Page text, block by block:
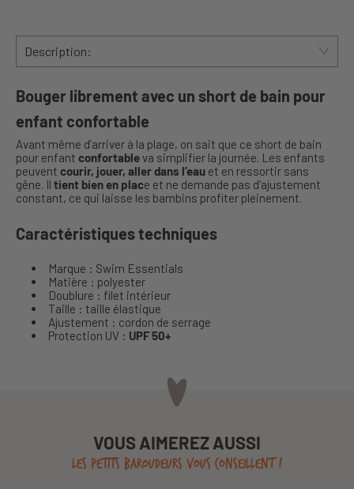
Description:
Bouger librement avec un short de bain pour
enfant confortable
Avant même d’arriver à la plage, on sait que ce short de bain
pour enfant confortableva simplifier la journée. Les enfants
peuvent courir, jouer, aller dans l’eau et en ressortir sans
gêne. Il tient bien en place et ne demande pas d’ajustement
constant, ce qui laisse les bambins profiter pleinement.
Caractéristiques techniques
Marque : Swim Essentials
Matière : polyester
Doublure : filet intérieur
Taille : taille élastique
Ajustement : cordon de serrage
Protection UV : UPF 50+
VOUS AIMEREZ AUSSI
LES PETITS BAROUDEURS VOUS CONSEILLENT !